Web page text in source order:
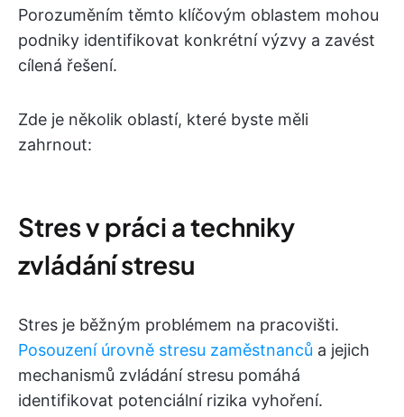
Porozuměním těmto klíčovým oblastem mohou
podniky identifikovat konkrétní výzvy a zavést
cílená řešení.
Zde je několik oblastí, které byste měli
zahrnout:
Stres v práci a techniky
zvládání stresu
Stres je běžným problémem na pracovišti.
Posouzení úrovně stresu zaměstnanců a jejich
mechanismů zvládání stresu pomáhá
identifikovat potenciální rizika vyhoření.